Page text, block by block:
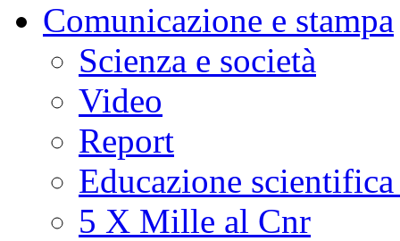
Comunicazione e stampa
Scienza e società
Video
Report
Educazione
5 X Mille al Cnr